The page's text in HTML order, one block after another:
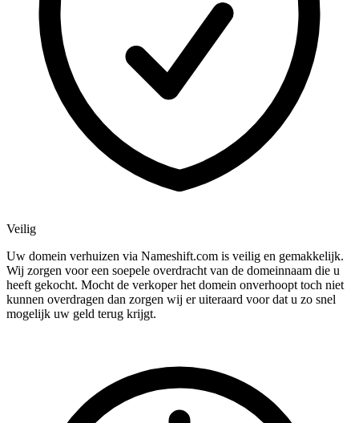
Veilig
Uw domein verhuizen via Nameshift.com is veilig en gemakkelijk.
Wij zorgen voor een soepele overdracht van de domeinnaam die u
heeft gekocht. Mocht de verkoper het domein onverhoopt toch niet
kunnen overdragen dan zorgen wij er uiteraard voor dat u zo snel
mogelijk uw geld terug krijgt.